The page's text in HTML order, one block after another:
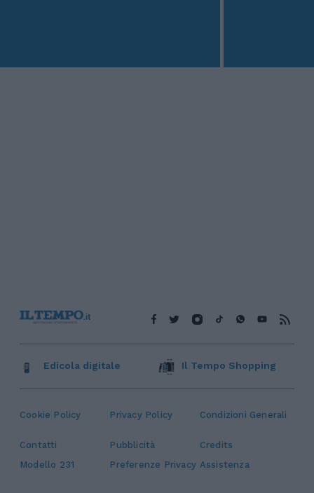
Cookie Policy Privacy Policy Condizioni Generali
Contatti Pubblicità
Credits
Modello 231
Preferenze Privacy Assistenza
Edicola digitale Il Tempo Shopping